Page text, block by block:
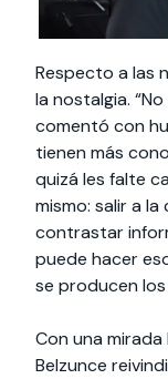
Respecto a las
la nostalgia.
comentó con
tienen más
quizá les falte
mismo: salir a
contrastar
puede hacer
se producen
Con una
Belzunce